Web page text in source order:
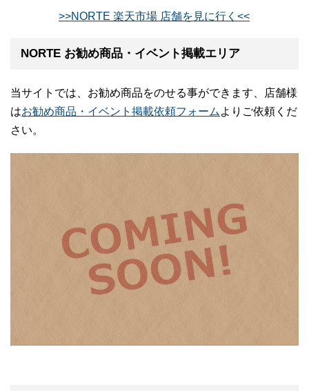
>>NORTE 楽天市場 店舗を見に行く<<
NORTE お勧め商品・イベント掲載エリア
当サイトでは、お勧め商品をのせる事ができます、店舗様
はお勧め商品・イベント掲載依頼フォーム よりご依頼くだ
さい。